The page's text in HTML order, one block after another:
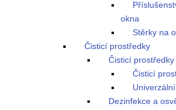
okna
Stěrky na
Čisticí prostředky
Čisticí prostředky
Čisticí
Dezinfekce a